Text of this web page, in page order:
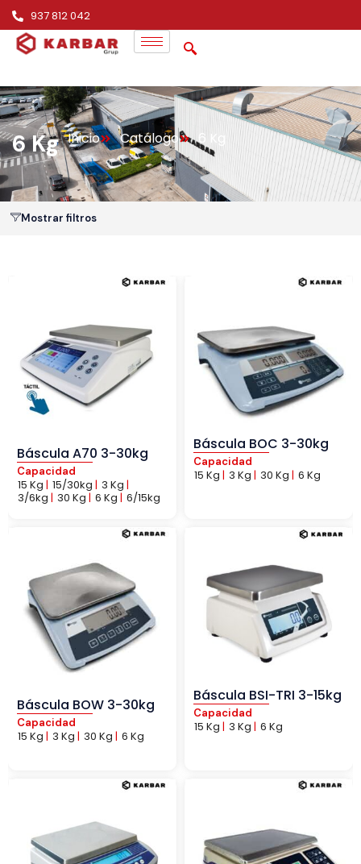
937 812 042
6 Kg Inicio Catálogo 6 Kg
Mostrar filtros
Báscula A70 3-30kg
Capacidad
15 Kg | 15/30kg | 3 Kg |
3/6kg | 30 Kg | 6 Kg | 6/15kg
Báscula BOC 3-30kg
Capacidad
15 Kg | 3 Kg | 30 Kg | 6 Kg
Báscula BOW 3-30kg
Capacidad
15 Kg | 3 Kg | 30 Kg | 6 Kg
Báscula BSI-TRI 3-15kg
Capacidad
15 Kg | 3 Kg | 6 Kg